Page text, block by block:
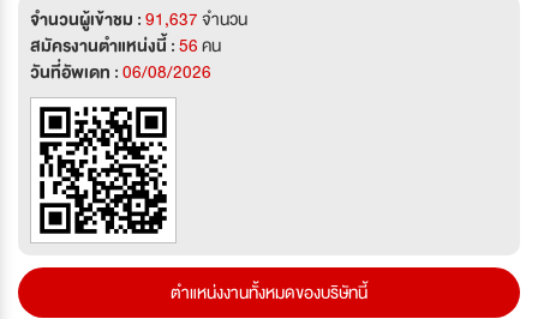
จำนวนผู้เข้าชม :91,637จำนวน
สมัครงานตำแหน่งนี้ :56คน
วันที่อัพเดท :06/08/2026
ตำแหน่งงานทั้งหมดของบริษัทนี้